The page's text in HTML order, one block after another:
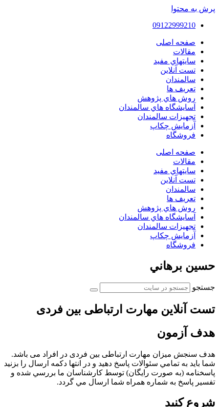
پرش به محتوا
09122999210
صفحه اصلی
مقالات
سايتهاي مفيد
تست آنلاین
سالمندان
تعريف ها
روش هاي پژوهش
آسايشگاه هاي سالمندان
تجهیزات سالمندان
آزمايش چكاپ
فروشگاه
صفحه اصلی
مقالات
سايتهاي مفيد
تست آنلاین
سالمندان
تعريف ها
روش هاي پژوهش
آسايشگاه هاي سالمندان
تجهیزات سالمندان
آزمايش چكاپ
فروشگاه
حسين برهاني
جستجو
تست آنلاین مهارت ارتباطی بین فردی
هدف آزمون
هدف سنجش میزان مهارت ارتباطی بین فردی در افراد می باشد.
شما بايد به تمامي سئوالات پاسخ دهيد و در انتها دكمه ارسال را بزنيد
پاسخنامه (به صورت رايگان) توسط كارشناسان ما بررسي شده و
تفسير پاسخ به شماره همراه شما ارسال مي گردد.
شروع کنید